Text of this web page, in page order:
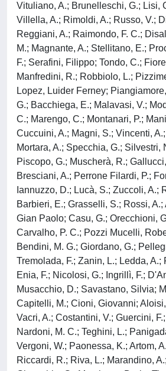
Vituliano, A.; Brunelleschi, G.; Lisi,
Villella, A.; Rimoldi, A.; Russo, V.;
Reggiani, A.; Raimondo, F. C.;
M.; Magnante, A.; Stellitano, E.;
F.; Serafini, Filippo; Tondo, C.;
Manfredini, R.; Robbiolo, L.;
Lopez, Luider Ferney;
G.; Bacchiega, E.; Malavasi, V.;
C.; Marengo, C.; Montanari, P.;
Cuccuini, A.; Magni, S.; Vincenti,
Mortara, A.; Specchia, G.; Silvestri,
Piscopo, G.; Muscherà, R.;
Bresciani, A.; Perrone Filardi, P.;
Iannuzzo, D.; Lucà, S.; Zuccoli, A.;
Barbieri, E.; Grasselli, S.; Rossi,
Gian Paolo; Casu, G.; Orecchioni,
Carvalho, P. C.; Pozzi Mucelli,
Bendini, M. G.; Giordano, G.;
Tremolada, F.; Zanin, L.; Ledda, A.;
Enia, F.; Nicolosi, G.; Ingrillì, F.;
Musacchio, D.; Savastano, Silvia;
Capitelli, M.; Cioni, Giovanni;
Vacri, A.; Costantini, V.; Guercini,
Nardoni, M. C.; Teghini, L.;
Vergoni, W.; Paonessa, K.; Artom,
Riccardi, R.; Riva, L.; Marandino,